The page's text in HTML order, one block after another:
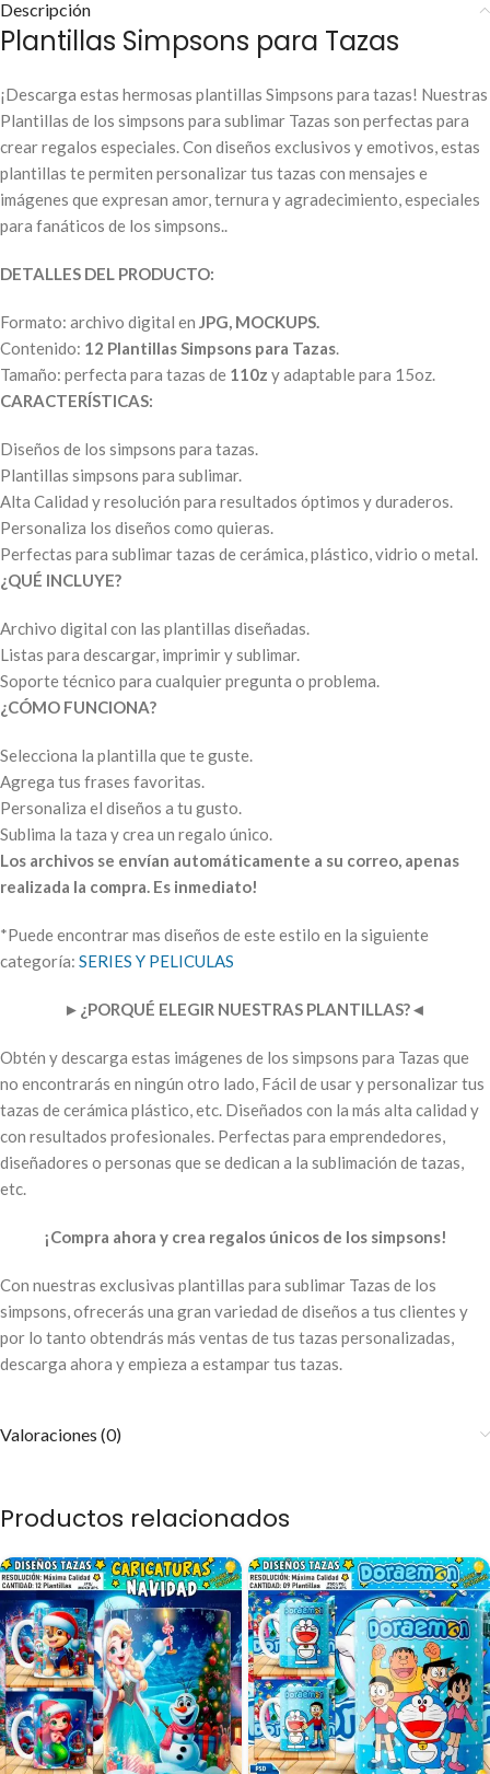
Descripción
Plantillas Simpsons para Tazas
¡Descarga estas hermosas plantillas Simpsons para tazas! Nuestras
Plantillas de los simpsons para sublimar Tazas son perfectas para
crear regalos especiales. Con diseños exclusivos y emotivos, estas
plantillas te permiten personalizar tus tazas con mensajes e
imágenes que expresan amor, ternura y agradecimiento, especiales
para fanáticos de los simpsons..
DETALLES DEL PRODUCTO:
Formato: archivo digital en JPG, MOCKUPS.
Contenido: 12 Plantillas Simpsons para Tazas.
Tamaño: perfecta para tazas de 110z y adaptable para 15oz.
CARACTERÍSTICAS:
Diseños de los simpsons para tazas.
Plantillas simpsons para sublimar.
Alta Calidad y resolución para resultados óptimos y duraderos.
Personaliza los diseños como quieras.
Perfectas para sublimar tazas de cerámica, plástico, vidrio o metal.
¿QUÉ INCLUYE?
Archivo digital con las plantillas diseñadas.
Listas para descargar, imprimir y sublimar.
Soporte técnico para cualquier pregunta o problema.
¿CÓMO FUNCIONA?
Selecciona la plantilla que te guste.
Agrega tus frases favoritas.
Personaliza el diseños a tu gusto.
Sublima la taza y crea un regalo único.
Los archivos se envían automáticamente a su correo, apenas
realizada la compra. Es inmediato!
*Puede encontrar mas diseños de este estilo en la siguiente
categoría: SERIES Y PELICULAS
► ¿PORQUÉ ELEGIR NUESTRAS PLANTILLAS?◄
Obtén y descarga estas imágenes de los simpsons para Tazas que
no encontrarás en ningún otro lado, Fácil de usar y personalizar tus
tazas de cerámica plástico, etc. Diseñados con la más alta calidad y
con resultados profesionales. Perfectas para emprendedores,
diseñadores o personas que se dedican a la sublimación de tazas,
etc.
¡Compra ahora y crea regalos únicos de los simpsons!
Con nuestras exclusivas plantillas para sublimar Tazas de los
simpsons, ofrecerás una gran variedad de diseños a tus clientes y
por lo tanto obtendrás más ventas de tus tazas personalizadas,
descarga ahora y empieza a estampar tus tazas.
Valoraciones (0)
Productos relacionados